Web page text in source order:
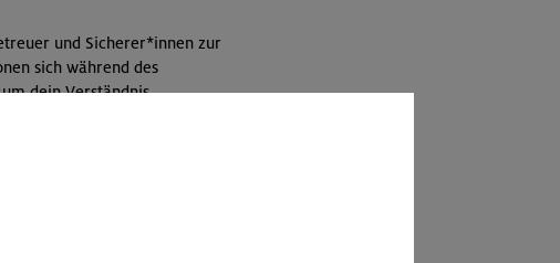
und Sicherer*innen zur
sich während des
dein Verständnis.
wir nur ca. 20 Plätze pro